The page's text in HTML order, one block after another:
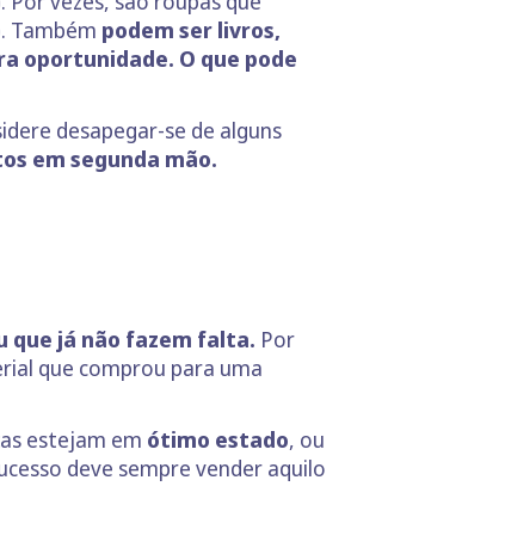
Também podem ser livros,
oportunidade. O que pode
desapegar-se de alguns
em segunda mão.
que já não fazem falta. Por
que comprou para uma
estejam em ótimo estado, ou
deve sempre vender aquilo